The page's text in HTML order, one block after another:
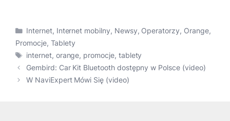
Kategorie
Internet, Internet mobilny, Newsy, Operatorzy, Orange,
Promocje, Tablety
Tagi
internet, orange, promocje, tablety
Gembird: Car Kit Bluetooth dostępny w Polsce (video)
W NaviExpert Mówi Się (video)